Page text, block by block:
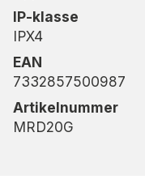
IP-klasse
IPX4
EAN
7332857500987
Artikelnummer
MRD20G